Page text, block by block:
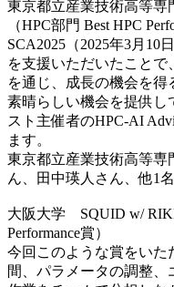
東京都立産業技術高等
（HPC部門 Best HPC
SCA2025（2025年3月10
を支援いただいたこと
を通じ、成長の機会を得
素晴らしい機会を提供し
スト主催者のHPC-AI
ます。
東京都立産業技術高等専
ん、田中瑛人さん、他1名
大阪大学 SQUID w/
Performance賞）
今回このような賞をいた
間、パラメータの調整